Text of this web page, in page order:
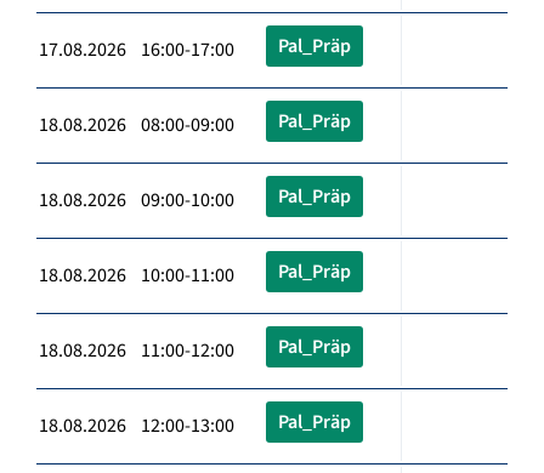
17.08.2026 16:00-17:00 Pal_Präp
18.08.2026 08:00-09:00 Pal_Präp
18.08.2026 09:00-10:00 Pal_Präp
18.08.2026 10:00-11:00 Pal_Präp
18.08.2026 11:00-12:00 Pal_Präp
18.08.2026 12:00-13:00 Pal_Präp